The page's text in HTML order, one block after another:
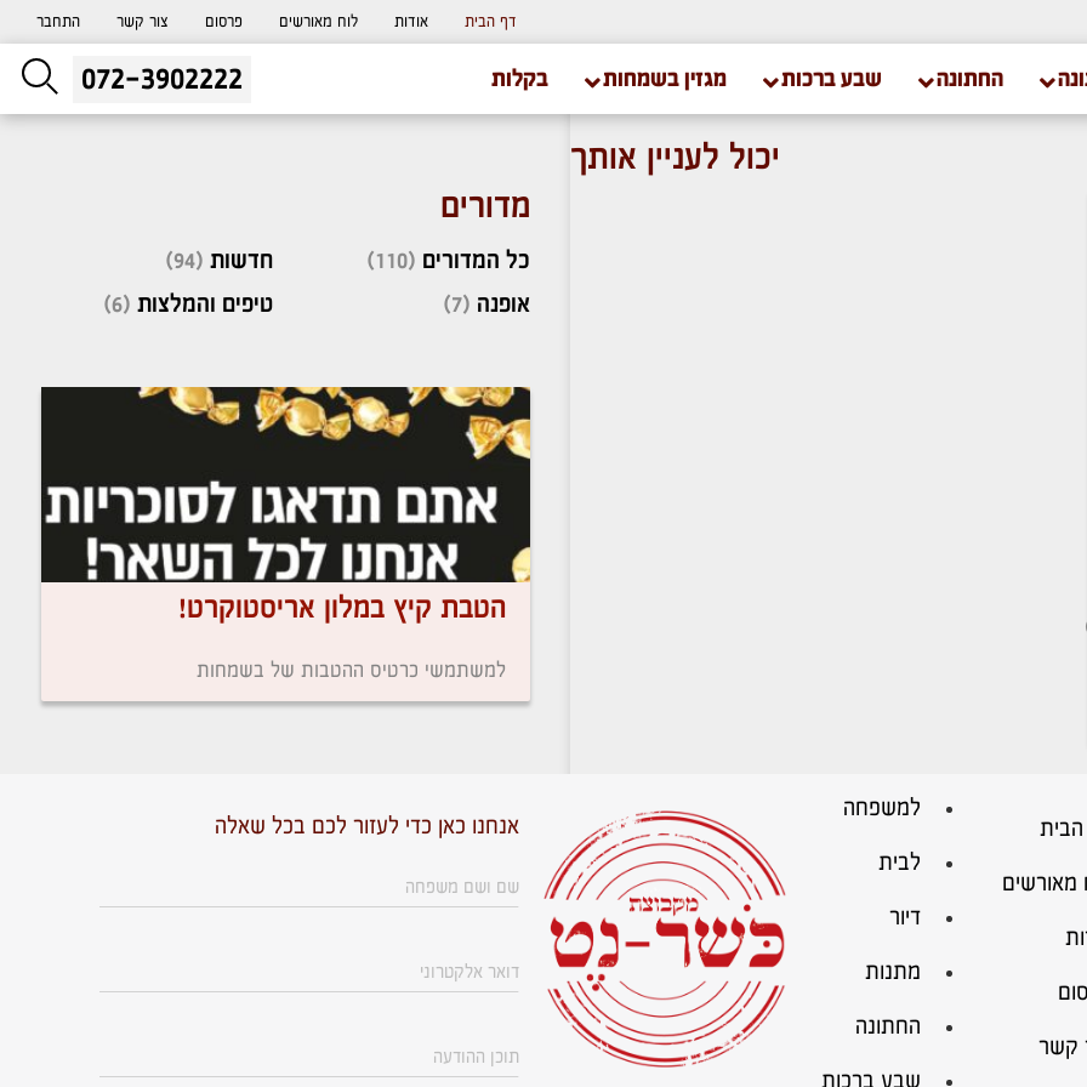
דף הבית אודות לוח מאורשים פרסום צור קשר התחבר
החתונה שבע ברכות מגזין בשמחות בקלות ליעוץ חינם
והזמנת כרטיס שמחות
072-3902222
יכול לעניין אותך
מדורים
כל המדורים (110)
אופנה (7)
חדשות (94)
טיפים והמלצות (6)
הטבת קיץ במלון אריסטוקרט!
למשתמשי כרטיס ההטבות של בשמחות
מאורשים
קשר
למשפחה
לבית
דיור
מתנות
החתונה
שבע ברכות
אנחנו כאן כדי לעזור לכם בכל שאלה